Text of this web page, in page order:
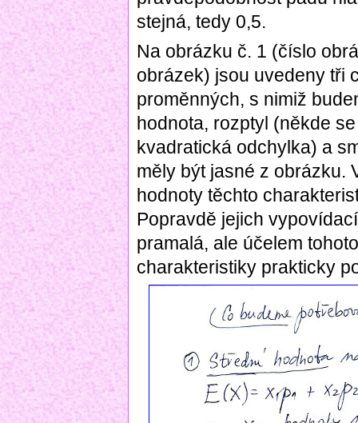
stejná, tedy 0,5.
Na obrázku č. 1 (číslo
obrázek) jsou uvedeny tři
proměnných, s nimiž
hodnota, rozptyl (někde
kvadratická odchylka) a
měly být jasné z obrázku.
hodnoty těchto
Popravdě jejich
pramalá, ale účelem
charakteristiky prakticky